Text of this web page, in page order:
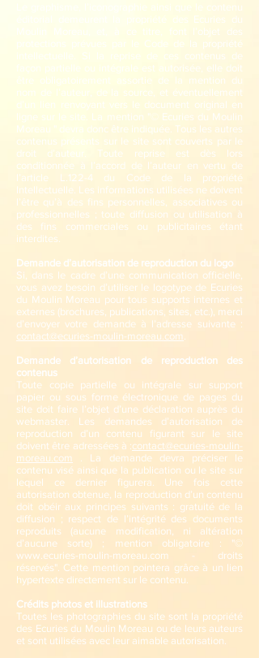
Le graphisme, l’iconographie ainsi que le contenu
éditorial demeurent la propriété des Ecuries du
Moulin Moreau, et, à ce titre, font l’objet des
protections prévues par le Code de la propriété
intellectuelle. Si la reprise de ces contenus de
façon partielle ou intégrale est autorisée, elle doit
être obligatoirement assortie de la mention du
nom de l’auteur, de la source, et éventuellement
d’un lien renvoyant vers le document original en
ligne sur le site. La mention "© Ecuries du Moulin
Moreau " devra donc être indiquée. Tous les autres
contenus présents sur le site sont couverts par le
droit d’auteur. Toute reprise est dès lors
conditionnée à l’accord de l’auteur en vertu de
l’article L.122-4 du Code de la propriété
Intellectuelle. Les informations utilisées ne doivent
l’être qu’à des fins personnelles, associatives ou
professionnelles ; toute diffusion ou utilisation à
des fins commerciales ou publicitaires étant
interdites.
Demande d’autorisation de reproduction du logo
Si, dans le cadre d’une communication officielle,
vous avez besoin d’utiliser le logotype de Ecuries
du Moulin Moreau pour tous supports internes et
externes (brochures, publications, sites, etc.), merci
d’envoyer votre demande à l’adresse suivante :
contact@ecuries-moulin-moreau.com.
Demande d’autorisation de reproduction des
contenus
Toute copie partielle ou intégrale sur support
papier ou sous forme électronique de pages du
site doit faire l’objet d’une déclaration auprès du
webmaster. Les demandes d’autorisation de
reproduction d’un contenu figurant sur le site
doivent être adressées à :contact@ecuries-moulin-
moreau.com . La demande devra préciser le
contenu visé ainsi que la publication ou le site sur
lequel ce dernier figurera. Une fois cette
autorisation obtenue, la reproduction d’un contenu
doit obéir aux principes suivants : gratuité de la
diffusion ; respect de l’intégrité des documents
reproduits (aucune modification, ni altération
d’aucune sorte) ; mention obligatoire : "©
www.ecuries-moulin-moreau.com - droits
réservés". Cette mention pointera grâce à un lien
hypertexte directement sur le contenu.
Crédits photos et illustrations
Toutes les photographies du site sont la propriété
des Ecuries du Moulin Moreau ou de leurs auteurs
et sont utilisées avec leur aimable autorisation.